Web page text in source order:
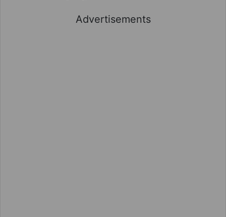
Advertisements